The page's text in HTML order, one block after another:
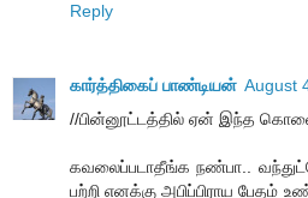
Reply
கார்த்திகைப் பாண்டியன் August
//பின்னூட்டத்தில் ஏன் இந்த
கவலைப்படாதீங்க நண்பா..
பற்றி எனக்கு அபிப்பிராய